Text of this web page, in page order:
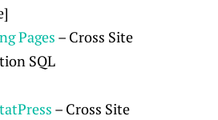
Pages – Cross Site
SQL
– Cross Site